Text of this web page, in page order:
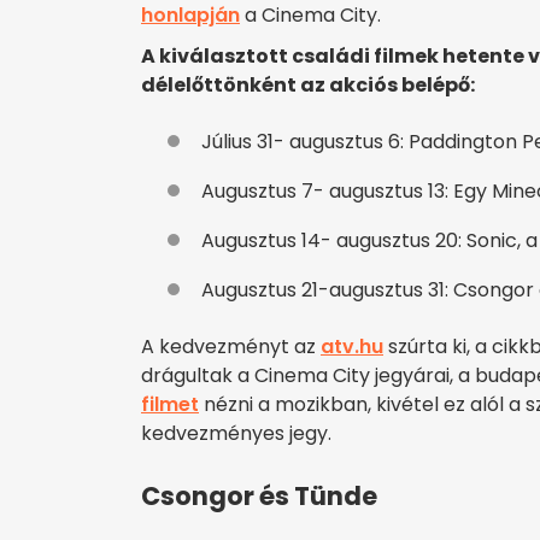
honlapjána Cinema City.
A kiválasztott családi filmek hetente
délelőttönként az akciós belépő:
Július 31- augusztus 6: Paddington
Augusztus 7- augusztus 13: Egy
Augusztus 14- augusztus 20: Sonic,
Augusztus 21-augusztus 31:
A kedvezményt az atv.huszúrta ki, a
drágultak a Cinema City jegyárai, a
filmet nézni a mozikban, kivétel ez alól
kedvezményes jegy.
Csongor és Tünde